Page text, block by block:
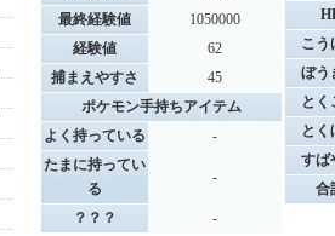
最終経験値
1050000
経験値
62
捕まえやすさ
45
ポケモン手持ちアイテム
よく持っている
-
たまに持ってい
る
-
？？？ -
こう
ぼう
とく
とく
すば
合